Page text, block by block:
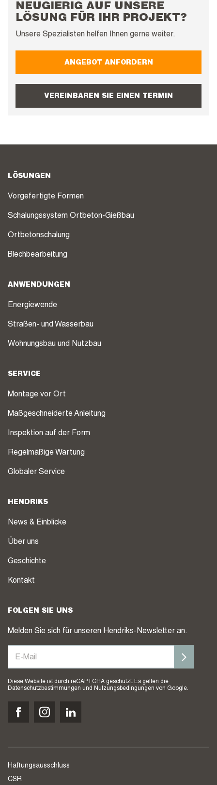
NEUGIERIG AUF UNSERE
LÖSUNG FÜR IHR PROJEKT?
Unsere Spezialisten helfen Ihnen gerne weiter.
ANGEBOT ANFORDERN
VEREINBAREN SIE EINEN TERMIN
LÖSUNGEN
Vorgefertigte Formen
Schalungssystem Ortbeton-Gießbau
Ortbetonschalung
Blechbearbeitung
ANWENDUNGEN
Energiewende
Straßen- und Wasserbau
Wohnungsbau und Nutzbau
SERVICE
Montage vor Ort
Maßgeschneiderte Anleitung
Inspektion auf der Form
Regelmäßige Wartung
Globaler Service
HENDRIKS
News & Einblicke
Über uns
Geschichte
Kontakt
FOLGEN SIE UNS
Melden Sie sich für unseren Hendriks-Newsletter an.
Diese Website ist durch reCAPTCHA geschützt. Es gelten die
Datenschutzbestimmungen und Nutzungsbedingungen von Google.
Haftungsausschluss
CSR